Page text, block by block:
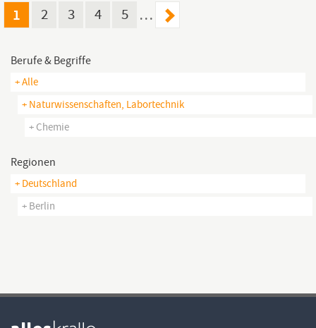
Zahlen
1 2 3 4 5 …
Berufe & Begriffe
+ Alle
+ Naturwissenschaften, Labortechnik
+ Chemie
Regionen
+ Deutschland
+ Berlin